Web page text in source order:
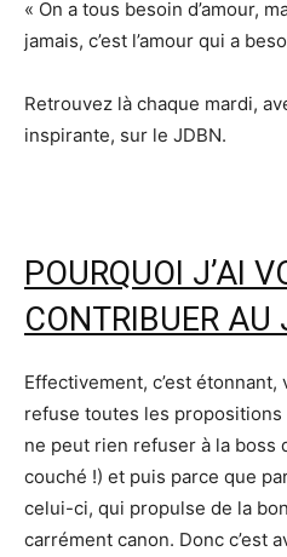
« On a tous besoin d’amour,
jamais, c’est l’amour qui a
Retrouvez là chaque mardi,
inspirante, sur le JDBN.
POURQUOI J’AI
CONTRIBUER AU
Effectivement, c’est
refuse toutes les propositions
ne peut rien refuser à la boss
couché !) et puis parce que
celui-ci, qui propulse de la
carrément canon. Donc c’est